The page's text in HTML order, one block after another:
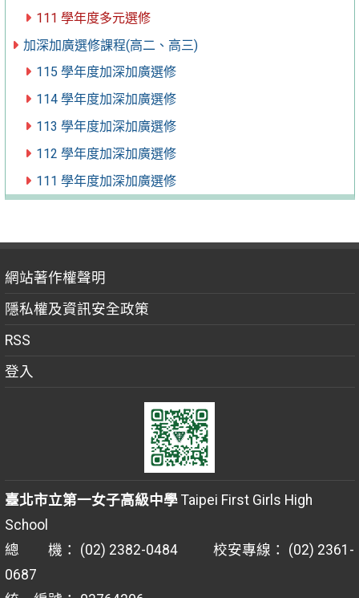
111 學年度多元選修
加深加廣選修課程(高二、高三)
115 學年度加深加廣選修
114 學年度加深加廣選修
113 學年度加深加廣選修
112 學年度加深加廣選修
111 學年度加深加廣選修
網站著作權聲明
隱私權及資訊安全政策
RSS
登入
臺北市立第一女子高級中學Taipei First Girls High
School
總 機： (02) 2382-0484 校安專線： (02) 2361-
0687